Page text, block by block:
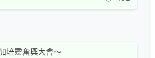
培靈奮興大會～